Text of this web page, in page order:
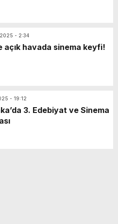
- 2:34
açık havada sinema keyfi!
- 19:12
3. Edebiyat ve Sinema